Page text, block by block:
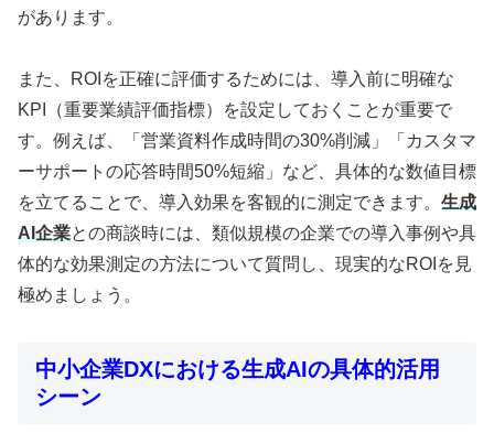
があります。
また、ROIを正確に評価するためには、導入前に明確な
KPI（重要業績評価指標）を設定しておくことが重要で
す。例えば、「営業資料作成時間の30%削減」「カスタマ
ーサポートの応答時間50%短縮」など、具体的な数値目標
を立てることで、導入効果を客観的に測定できます。 生成
AI企業との商談時には、類似規模の企業での導入事例や具
体的な効果測定の方法について質問し、現実的なROIを見
極めましょう。
中小企業DXにおける生成AIの具体的活用
シーン